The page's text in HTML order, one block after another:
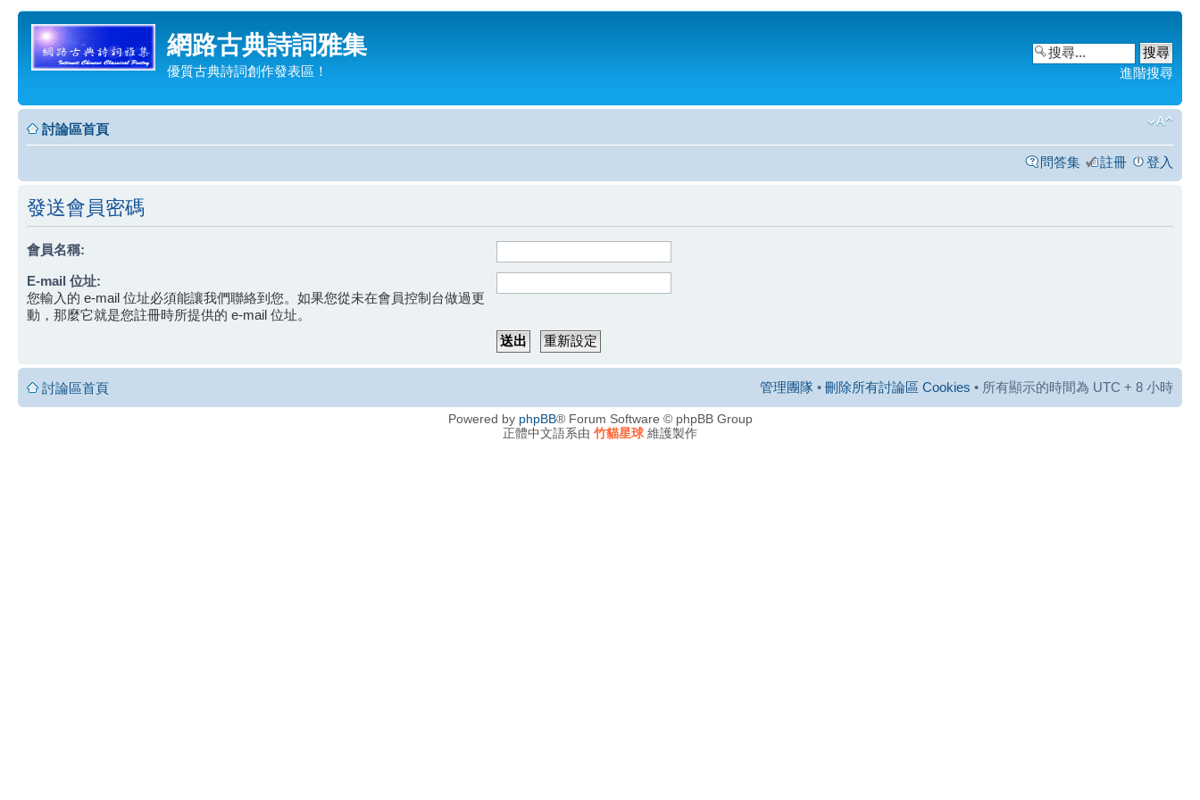
網路古典詩詞雅集
優質古典詩詞創作發表區！ 進階搜尋
討論區首頁
問答集 註冊 登入
發送會員密碼
會員名稱:
E-mail 位址:
您輸入的 e-mail 位址必須能讓我們聯絡到您。如果您從未在會員控制台做過更
動，那麼它就是您註冊時所提供的 e-mail 位址。
討論區首頁 管理團隊 • 刪除所有討論區 Cookies • 所有顯示的時間為 UTC + 8 小時
Powered by phpBB® Forum Software © phpBB Group
正體中文語系由 竹貓星球 維護製作